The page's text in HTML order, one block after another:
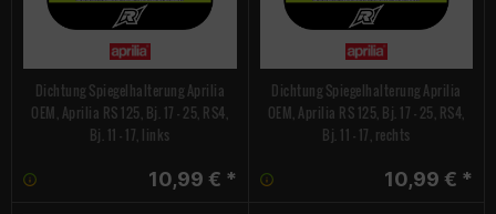
Dichtung Spiegelhalterung Aprilia
OEM, Aprilia RS 125, Bj. 17 - 25, RS4,
Bj. 11 - 17, links
10,99 € *
Dichtung Spiegelhalterung Aprilia
OEM, Aprilia RS 125, Bj. 17 - 25, RS4,
Bj. 11 - 17, rechts
10,99 € *